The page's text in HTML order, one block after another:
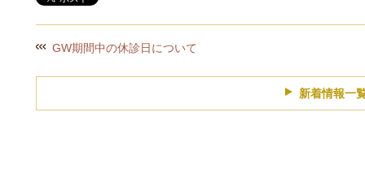
GW期間中の休診日について
新着情報一